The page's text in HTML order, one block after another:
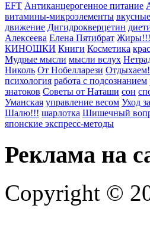
EFT Антиканцерогенное питание
витамины-микроэлементы
движение Дигидрокверцетин
Алексеева Елена Пятибрат Жиры!!!
КИНОШКИ Книги Косметика
Мудрые мысли мысли вслух
Николь От Нобелларези Отдыхаем!
психология работа с подсознанием
знатоков Советы от Наташи сон
Уманская управление весом Уход
Шалю!!! шарлотка Шишечный
японские экспресс-методы
Реклама на
Copyright ©